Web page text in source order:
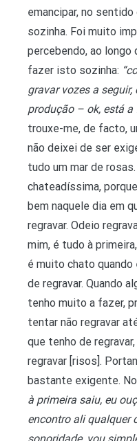
emancipar, no
sozinha. Foi muito
percebendo, ao longo
fazer isto sozinha:
gravar vozes a
produção – ok, está a
trouxe-me, de facto,
não deixei de ser
tudo um mar de
chateadíssima,
bem naquele dia em
regravar. Odeio
mim, é tudo à primeira,
é muito chato quando
de regravar. Quando
tenho muito a fazer,
tentar não regravar
que tenho de
regravar [risos].
bastante exigente.
à primeira saiu, eu
encontro ali qualquer
sonoridade, vou